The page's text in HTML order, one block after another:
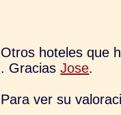
Otros hoteles que
. GraciasJose.
Para ver su